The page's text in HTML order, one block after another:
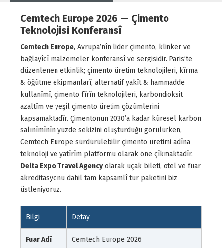
Cemtech Europe 2026 — Çimento
Teknolojisi Konferansî
Cemtech Europe, Avrupa’nîn lider çimento, klinker ve
bağlayîcî malzemeler konferansî ve sergisidir. Paris’te
düzenlenen etkinlik; çimento üretim teknolojileri, kîrma
& öğütme ekipmanlarî, alternatif yakît & hammadde
kullanîmî, çimento fîrîn teknolojileri, karbondioksit
azaltîm ve yeşil çimento üretim çözümlerini
kapsamaktadîr. Çimentonun 2030’a kadar küresel karbon
salınîmînîn yüzde sekizini oluşturduğu görülürken,
Cemtech Europe sürdürülebilir çimento üretimi adîna
teknoloji ve yatîrîm platformu olarak öne çîkmaktadîr.
Delta Expo Travel Agencyolarak uçak bileti, otel ve fuar
akreditasyonu dahil tam kapsamlî tur paketini biz
üstleniyoruz.
Bilgi Detay
Fuar Adî Cemtech Europe 2026